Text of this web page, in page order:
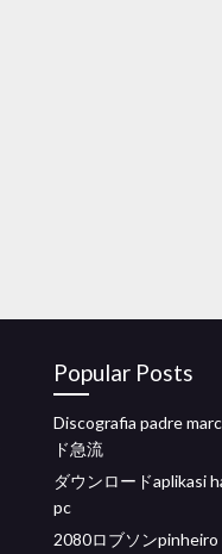
Popular Posts
Discografia padre
ド急流
ダウンロードaplikasi
pc
2080ロブソン